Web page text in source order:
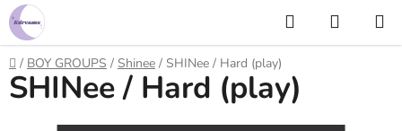
Prejsť
na
obsah
Hľadať
KOŠÍK
Domov
/ BOY GROUPS / Shinee / SHINee / Hard (play)
SHINee / Hard (play)